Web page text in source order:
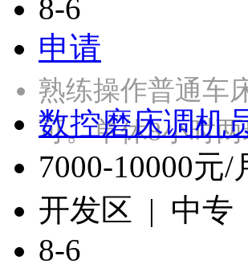
8-6
申请
熟练操作普通车
可。单休8小时
数控磨床调机
7000-10000元/
开发区 | 中专
8-6